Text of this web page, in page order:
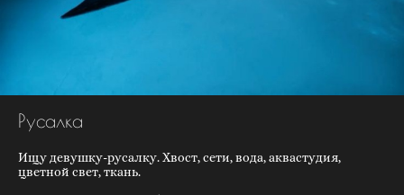
Русалка
Ищу девушку-русалку. Хвост, сети, вода, аквастудия,
цветной свет, ткань.